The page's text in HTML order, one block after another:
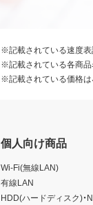
※記載されている速度表
※記載されている各商品
※記載されている価格は
個人向け商品
Wi-Fi(無線LAN)
有線LAN
HDD(ハードディスク)・